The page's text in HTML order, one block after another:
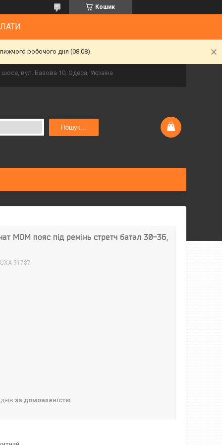
Кошик
робочого дня (08.08).
вул. Базова 10, Одеса, Україна
Пошук...
МОМ пояс під ремінь стретч батал 30-36,
91787
за домовленістю